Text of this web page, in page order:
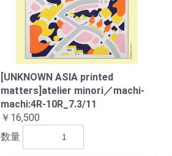
[UNKNOWN ASIA printed
matters]atelier minori／machi-
machi:4R-10R_7.3/11
￥16,500
数量